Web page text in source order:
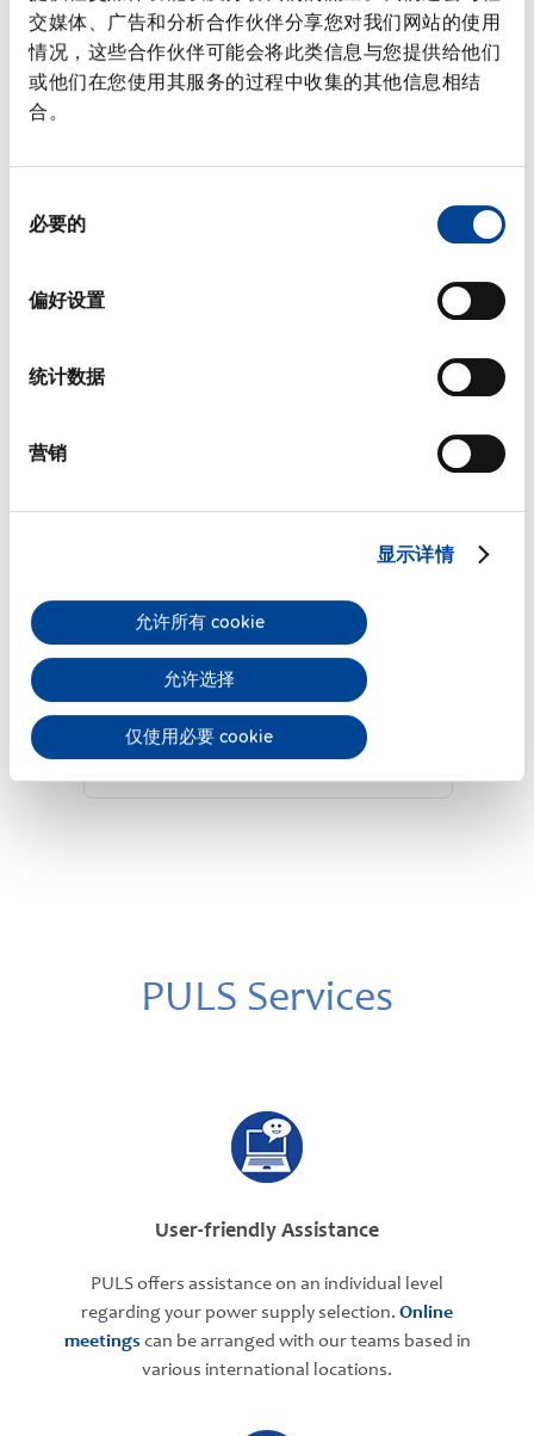
交媒体、广告和分析合作伙伴分享您对我们网站的使用
情况，这些合作伙伴可能会将此类信息与您提供给他们
或他们在您使用其服务的过程中收集的其他信息相结
合。
必要的
偏好设置
统计数据
营销
显示详情
允许所有 cookie
允许选择
仅使用必要 cookie
常見問題
辅助单元
24 V, 48 A
三相系统的DIN导轨电源
数据表
PULS Services
User-friendly Assistance
PULS offers assistance on an individual level
regarding your power supply selection. Online
meetings can be arranged with our teams based in
various international locations.